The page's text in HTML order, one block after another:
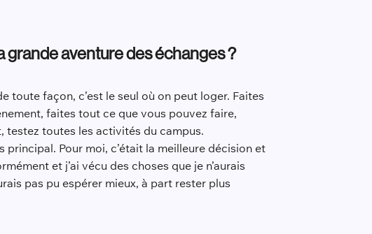
grande aventure des échanges ?
toute façon, c’est le seul où on peut loger. Faites
faites tout ce que vous pouvez faire,
testez toutes les activités du campus.
principal. Pour moi, c’était la meilleure décision et
et j’ai vécu des choses que je n’aurais
pas pu espérer mieux, à part rester plus